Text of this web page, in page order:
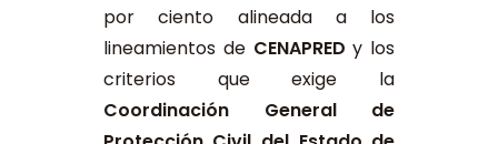
por ciento alineada a los
lineamientos de CENAPRED y los
criterios que exige la
Coordinación General de